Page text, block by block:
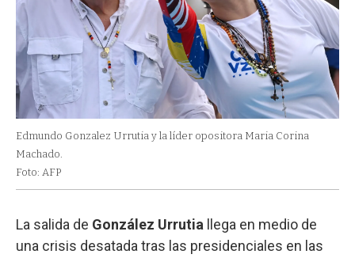
Edmundo Gonzalez Urrutia y la líder opositora Maria Corina
Machado.
Foto: AFP
La salida de González Urrutia llega en medio de
una crisis desatada tras las presidenciales en las